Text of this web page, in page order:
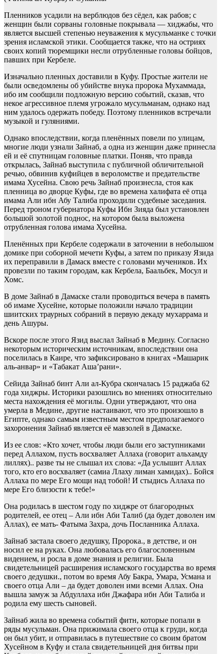
Пленников усадили на верблюдов без сёдел, как рабов; с
женщин были сорваны головные покрывала — хиджабы, что
является высшей степенью неуважения к мусульманке с точки
зрения исламской этики. Сообщается также, что на остриях
своих копий тюремщики несли отрубленные головы бойцов,
павших при Кербеле.
Изначально пленных доставили в Куфу. Простые жители не
были осведомлены об убийстве внука пророка Мухаммада,
ибо им сообщили подложную версию событий, сказав, что
некое агрессивное племя угрожало мусульманам, однако над
ним удалось одержать победу. Поэтому пленников встречали
музыкой и гуляниями.
Однако впоследствии, когда пленённых повели по улицам,
многие люди узнали Зайнаб, а одна из женщин даже принесла
ей и её спутницам головные платки. Поняв, что правда
открылась, Зайнаб выступила с публичной обличительной
речью, обвинив куфийцев в вероломстве и предательстве
имама Хусейна. Свою речь Зайнаб произнесла, стоя как
пленница во дворце Куфы, где во времена халифата её отца
имама Али ибн Абу Талиба проходили судебные заседания.
Перед троном губернатора Куфы Ибн Зияда был установлен
большой золотой поднос, на котором была выложена
отрубленная голова имама Хусейна.
Пленённых при Кербеле содержали в заточении в небольшом
домике при соборной мечети Куфы, а затем по приказу Язида
их переправили в Дамаск вместе с головами мучеников. Их
провезли по таким городам, как Кербела, Баальбек, Мосул и
Хомс.
В доме Зайнаб в Дамаске стали проводиться вечера в память
об имаме Хусейне, которые положили начало традиции
шиитских траурных собраний в первую декаду мухаррама и
день Ашуры.
Вскоре после этого Язид выслал Зайнаб в Медину. Согласно
некоторым историческим источникам, впоследствии она
поселилась в Каире, что зафиксировано в книгах «Машарик
аль-анвар» и «Табакат Аша’рани».
Сейида Зайнаб бинт Али ал-Кубра скончалась 15 раджаба 62
года хиджры. Историки разошлись во мнениях относительно
места нахождения её могилы. Одни утверждают, что она
умерла в Медине, другие настаивают, что это произошло в
Египте, однако самым известным местом предполагаемого
захоронения Зайнаб является её мавзолей в Дамаске.
Из ее слов: «Кто хочет, чтобы люди были его заступниками
перед Аллахом, пусть восхваляет Аллаха (говорит альхамду
лиллях).. разве ты не слышал их слова: «Да услышит Аллах
того, кто его восхваляет (самиа Ллаху лиман хамидах).. Бойся
Аллаха по мере Его мощи над тобой! И стыдись Аллаха по
мере Его близости к тебе!»
Она родилась в шестом году по хиджре от благородных
родителей, ее отец – Али ибн Аби Талиб (да будет доволен им
Аллах), ее мать- Фатыма Захра, дочь Посланника Аллаха.
Зайнаб застала своего дедушку, Пророка., в детстве, и он
носил ее на руках. Она любовалась его благословенным
видением, и росла в доме знания и религии. Была
свидетельницей расширения исламского государства во время
своего дедушки., потом во время Абу Бакра, Умара, Усмана и
своего отца Али – да будет доволен ими всеми Аллах. Она
вышла замуж за Абдуллаха ибн Джафара ибн Аби Талиба и
родила ему шесть сыновей.
Зайнаб жила во времена событий фитн, которые попали в
ряды мусульман. Она прижимала своего отца к груди, когда
он был убит, и отправилась в путешествие со своим братом
Хусейном в Куфу и стала свидетельницей дня битвы при